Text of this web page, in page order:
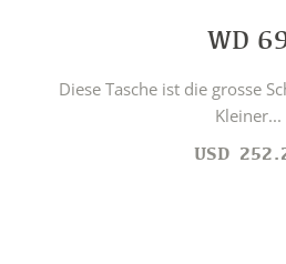
WD
Diese Tasche ist die grosse
Kleiner...
USD